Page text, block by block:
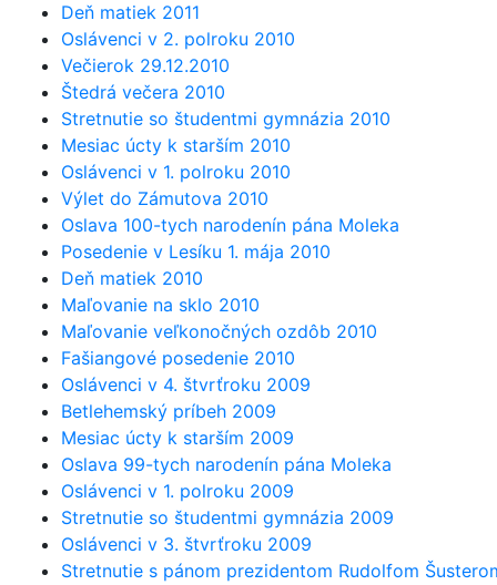
Deň matiek 2011
Oslávenci v 2. polroku 2010
Večierok 29.12.2010
Štedrá večera 2010
Stretnutie so študentmi gymnázia 2010
Mesiac úcty k starším 2010
Oslávenci v 1. polroku 2010
Výlet do Zámutova 2010
Oslava 100-tych narodenín pána Moleka
Posedenie v Lesíku 1. mája 2010
Deň matiek 2010
Maľovanie na sklo 2010
Maľovanie veľkonočných ozdôb 2010
Fašiangové posedenie 2010
Oslávenci v 4. štvrťroku 2009
Betlehemský príbeh 2009
Mesiac úcty k starším 2009
Oslava 99-tych narodenín pána Moleka
Oslávenci v 1. polroku 2009
Stretnutie so študentmi gymnázia 2009
Oslávenci v 3. štvrťroku 2009
Stretnutie s pánom prezidentom Rudolfom